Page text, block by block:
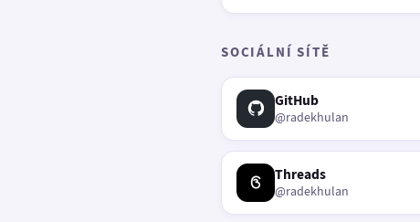
SOCIÁLNÍ SÍTĚ
GitHub
@radekhulan
Threads
@radekhulan